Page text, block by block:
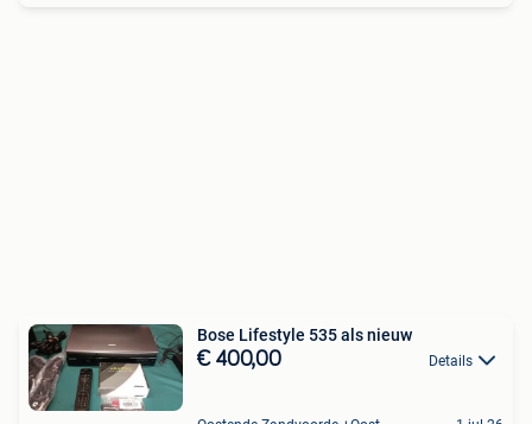
Bose Lifestyle 535 als nieuw
€ 400,00 Details